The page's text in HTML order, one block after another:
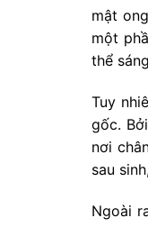
mật
một
thể
Tuy
gốc.
nơi
sau
Ngoài